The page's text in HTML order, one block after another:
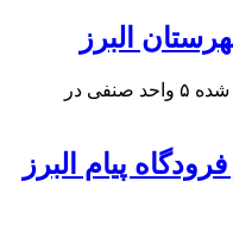
محمد نصیری گفت: در ۴۵ بازدید انجام شده ۵ واحد صنفی در
پیام البرز